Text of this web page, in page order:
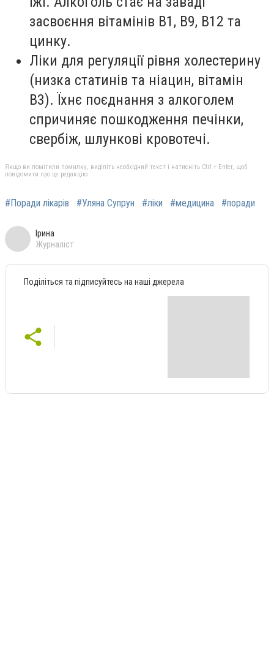
засвоєння вітамінів В1, В9, В12 та
цинку.
Ліки для регуляції рівня холестерину
(низка статинів та ніацин, вітамін
В3). Їхнє поєднання з алкоголем
спричиняє пошкодження печінки,
свербіж, шлункові кровотечі.
Якщо ви помітили помилку, виділіть необхідний текст і натисніть Ctrl + Enter, щоб
повідомити про це редакцію
#Поради лікарів #Уляна Супрун #ліки #медицина #поради
Ірина
Журналіст
Поділіться та підписуйтесь на наші джерела